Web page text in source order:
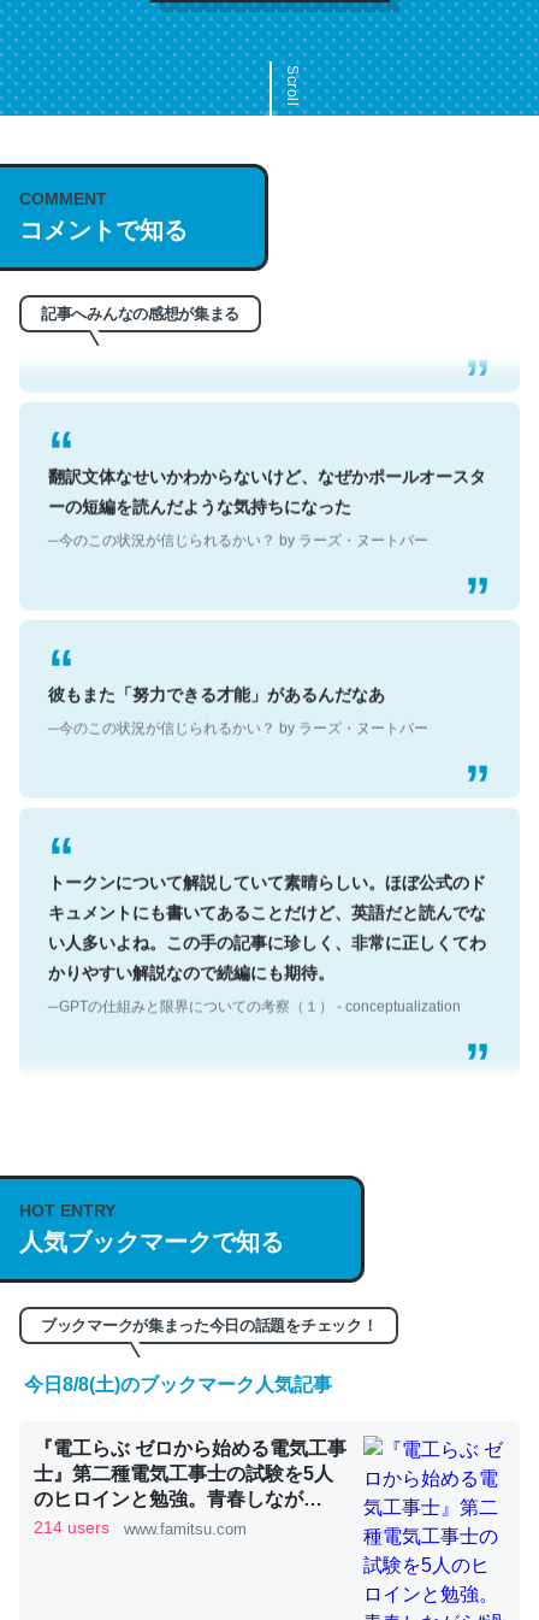
Scroll
COMMENT
コメントで知る
記事へみんなの感想が集まる
これは名文。彼はとてもクレバーなんだろうなと凄く思
う。英語少しでも読める人は原文もお勧め。自分はこの流
れ好き。Let’s Fucking Go. Then Covid hit. Shit.
─今のこの状況が信じられるかい？ by ラーズ・ヌートバー
翻訳文体なせいかわからないけど、なぜかポールオースタ
ーの短編を読んだような気持ちになった
彼もまた「努力できる才能」があるんだなあ
トークンについて解説していて素晴らしい。ほぼ公式のド
キュメントにも書いてあることだけど、英語だと読んでな
い人多いよね。この手の記事に珍しく、非常に正しくてわ
かりやすい解説なので続編にも期待。
─GPTの仕組みと限界についての考察（１） - conceptualization
説してる記事が少ないので貴重な良記事。/続編来た
https://isobe324649.hatenablog.com/entry/2023/03/27
/064121
─GPTの仕組みと限界についての考察（１） - conceptualization
くらい。小説でいう「ずっと前の伏線」は回収されないけ
ど、短期記憶というには多い分量。進化すればするほど分
かりやすく強くなりそう
─GPTの仕組みと限界についての考察（１） - conceptualization
HOT ENTRY
人気ブックマークで知る
ブックマークが集まった今日の話題をチェック！
今日8/8(土)のブックマーク人気記事
『電工らぶ ゼロから始める電気工事
士』第二種電気工事士の試験を5人
のヒロインと勉強。青春しなが
ら“過去問1000問”や“本番形式CBT
214 users www.famitsu.com